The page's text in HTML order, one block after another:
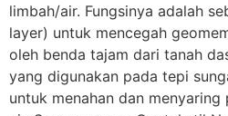
limbah/air. Fungsinya adalah
layer) untuk mencegah
oleh benda tajam dari tanah
yang digunakan pada tepi
untuk menahan dan